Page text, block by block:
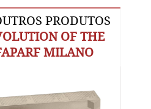
PRODUTOS
OF THE
MILANO